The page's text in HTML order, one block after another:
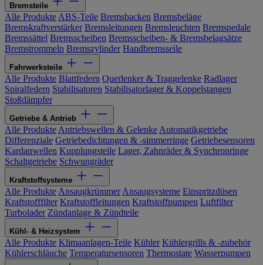
Bremsteile
Alle Produkte ABS-Teile Bremsbacken Bremsbeläge
Bremskraftverstärker Bremsleitungen Bremsleuchten Bremspedale
Bremssättel Bremsscheiben Bremsscheiben- & Bremsbelagsätze
Bremstrommeln Bremszylinder Handbremsseile
Fahrwerksteile
Alle Produkte Blattfedern Querlenker & Traggelenke Radlager
Spiralfedern Stabilisatoren Stabilisatorlager & Koppelstangen
Stoßdämpfer
Getriebe & Antrieb
Alle Produkte Antriebswellen & Gelenke Automatikgetriebe
Differenziale Getriebedichtungen & -simmerringe Getriebesensoren
Kardanwellen Kupplungsteile Lager, Zahnräder & Synchronringe
Schaltgetriebe Schwungräder
Kraftstoffsysteme
Alle Produkte Ansaugkrümmer Ansaugsysteme Einspritzdüsen
Kraftstofffilter Kraftstoffleitungen Kraftstoffpumpen Luftfilter
Turbolader Zündanlage & Zündteile
Kühl- & Heizsystem
Alle Produkte Klimaanlagen-Teile Kühler Kühlergrills & -zubehör
Kühlerschläuche Temperatursensoren Thermostate Wasserpumpen